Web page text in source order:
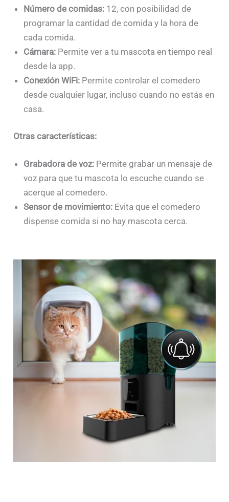
Número de comidas: 12, con posibilidad de
programar la cantidad de comida y la hora de
cada comida.
Cámara: Permite ver a tu mascota en tiempo real
desde la app.
Conexión WiFi: Permite controlar el comedero
desde cualquier lugar, incluso cuando no estás en
casa.
Otras características:
Grabadora de voz: Permite grabar un mensaje de
voz para que tu mascota lo escuche cuando se
acerque al comedero.
Sensor de movimiento: Evita que el comedero
dispense comida si no hay mascota cerca.